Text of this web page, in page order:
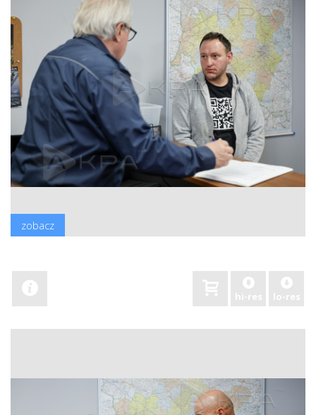
zobacz
hi-res lo-res